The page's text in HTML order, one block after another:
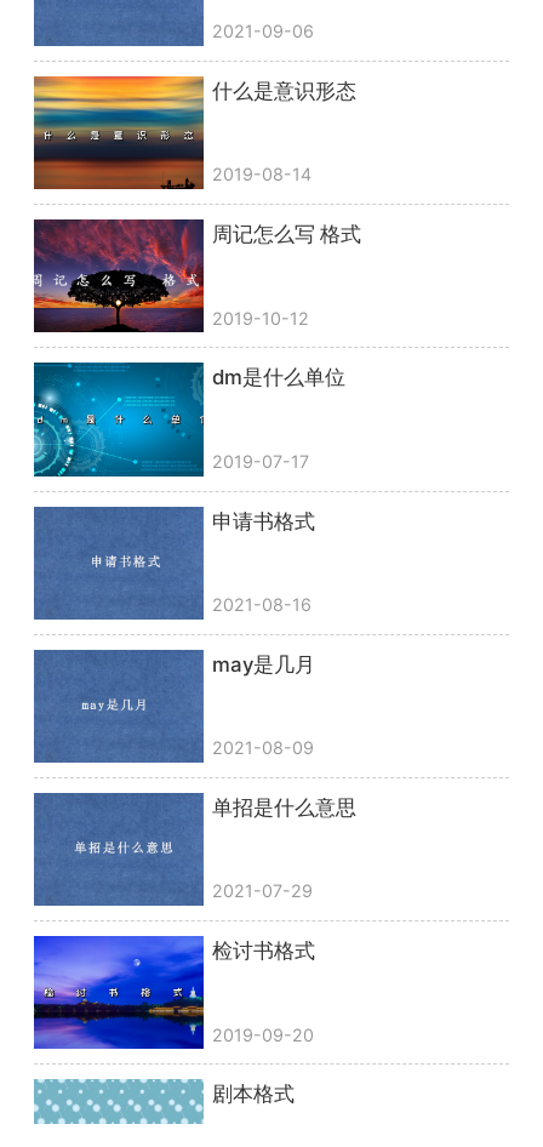
2021-09-06
什么是意识形态
2019-08-14
周记怎么写 格式
2019-10-12
dm是什么单位
2019-07-17
申请书格式
2021-08-16
may是几月
2021-08-09
单招是什么意思
2021-07-29
检讨书格式
2019-09-20
剧本格式